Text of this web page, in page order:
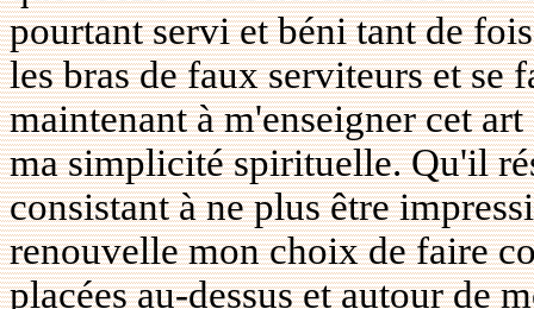
pourtant servi et béni tant de
les bras de faux serviteurs et
maintenant à m'enseigner cet
ma simplicité spirituelle. Qu'il
consistant à ne plus être
renouvelle mon choix de faire
placées au-dessus et autour de